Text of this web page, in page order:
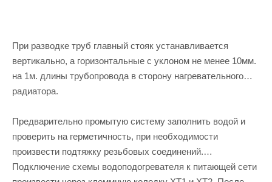
При разводке труб главный стояк устанавливается
вертикально, а горизонтальные с уклоном не менее 10мм.
на 1м. длины трубопровода в сторону нагревательного
радиатора.
Предварительно промытую систему заполнить водой и
проверить на герметичность, при необходимости
произвести подтяжку резьбовых соединений.
Подключение схемы водоподогревателя к питающей сети